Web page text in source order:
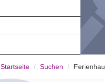
Startseite Suchen